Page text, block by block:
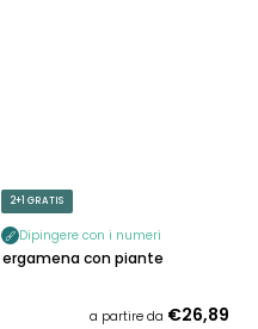
2+1 GRATIS
Dipingere con i numeri
Pergamena con piante
a partire da €26,89